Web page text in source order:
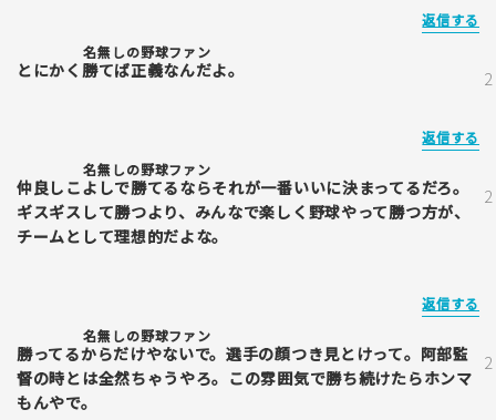
返信する
名無しの野球ファン
とにかく勝てば正義なんだよ。
返信する
名無しの野球ファン
仲良しこよしで勝てるならそれが一番いいに決まってるだろ。
ギスギスして勝つより、みんなで楽しく野球やって勝つ方が、
チームとして理想的だよな。
返信する
名無しの野球ファン
勝ってるからだけやないで。選手の顔つき見とけって。阿部監
督の時とは全然ちゃうやろ。この雰囲気で勝ち続けたらホンマ
もんやで。